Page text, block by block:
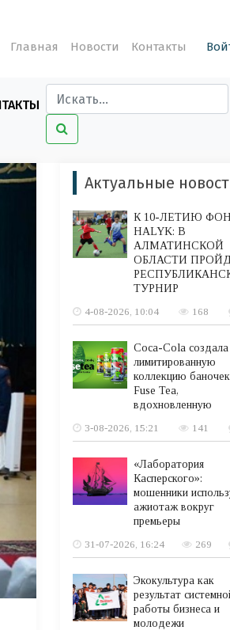
Главная Новости Контакты
Актуальные
К 10-ЛЕТИЮ
HALYK: В
АЛМАТИНСКОЙ
ОБЛАСТИ
ТУРНИР
4-08-2026, 10:04
168
Coca-Cola создала
лимитированную
коллекцию баночек
Fuse Tea,
вдохновленную
3-08-2026, 15:21
141
«Лаборатория
Касперского»:
мошенники
ажиотаж вокруг
премьеры
31-07-2026, 16:24
269
Экокультура как
результат
работы бизнеса и
молодежи